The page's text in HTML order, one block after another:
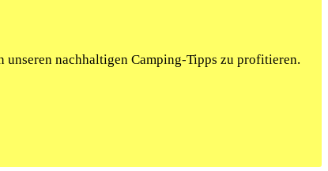
unseren nachhaltigen Camping-Tipps zu profitieren.